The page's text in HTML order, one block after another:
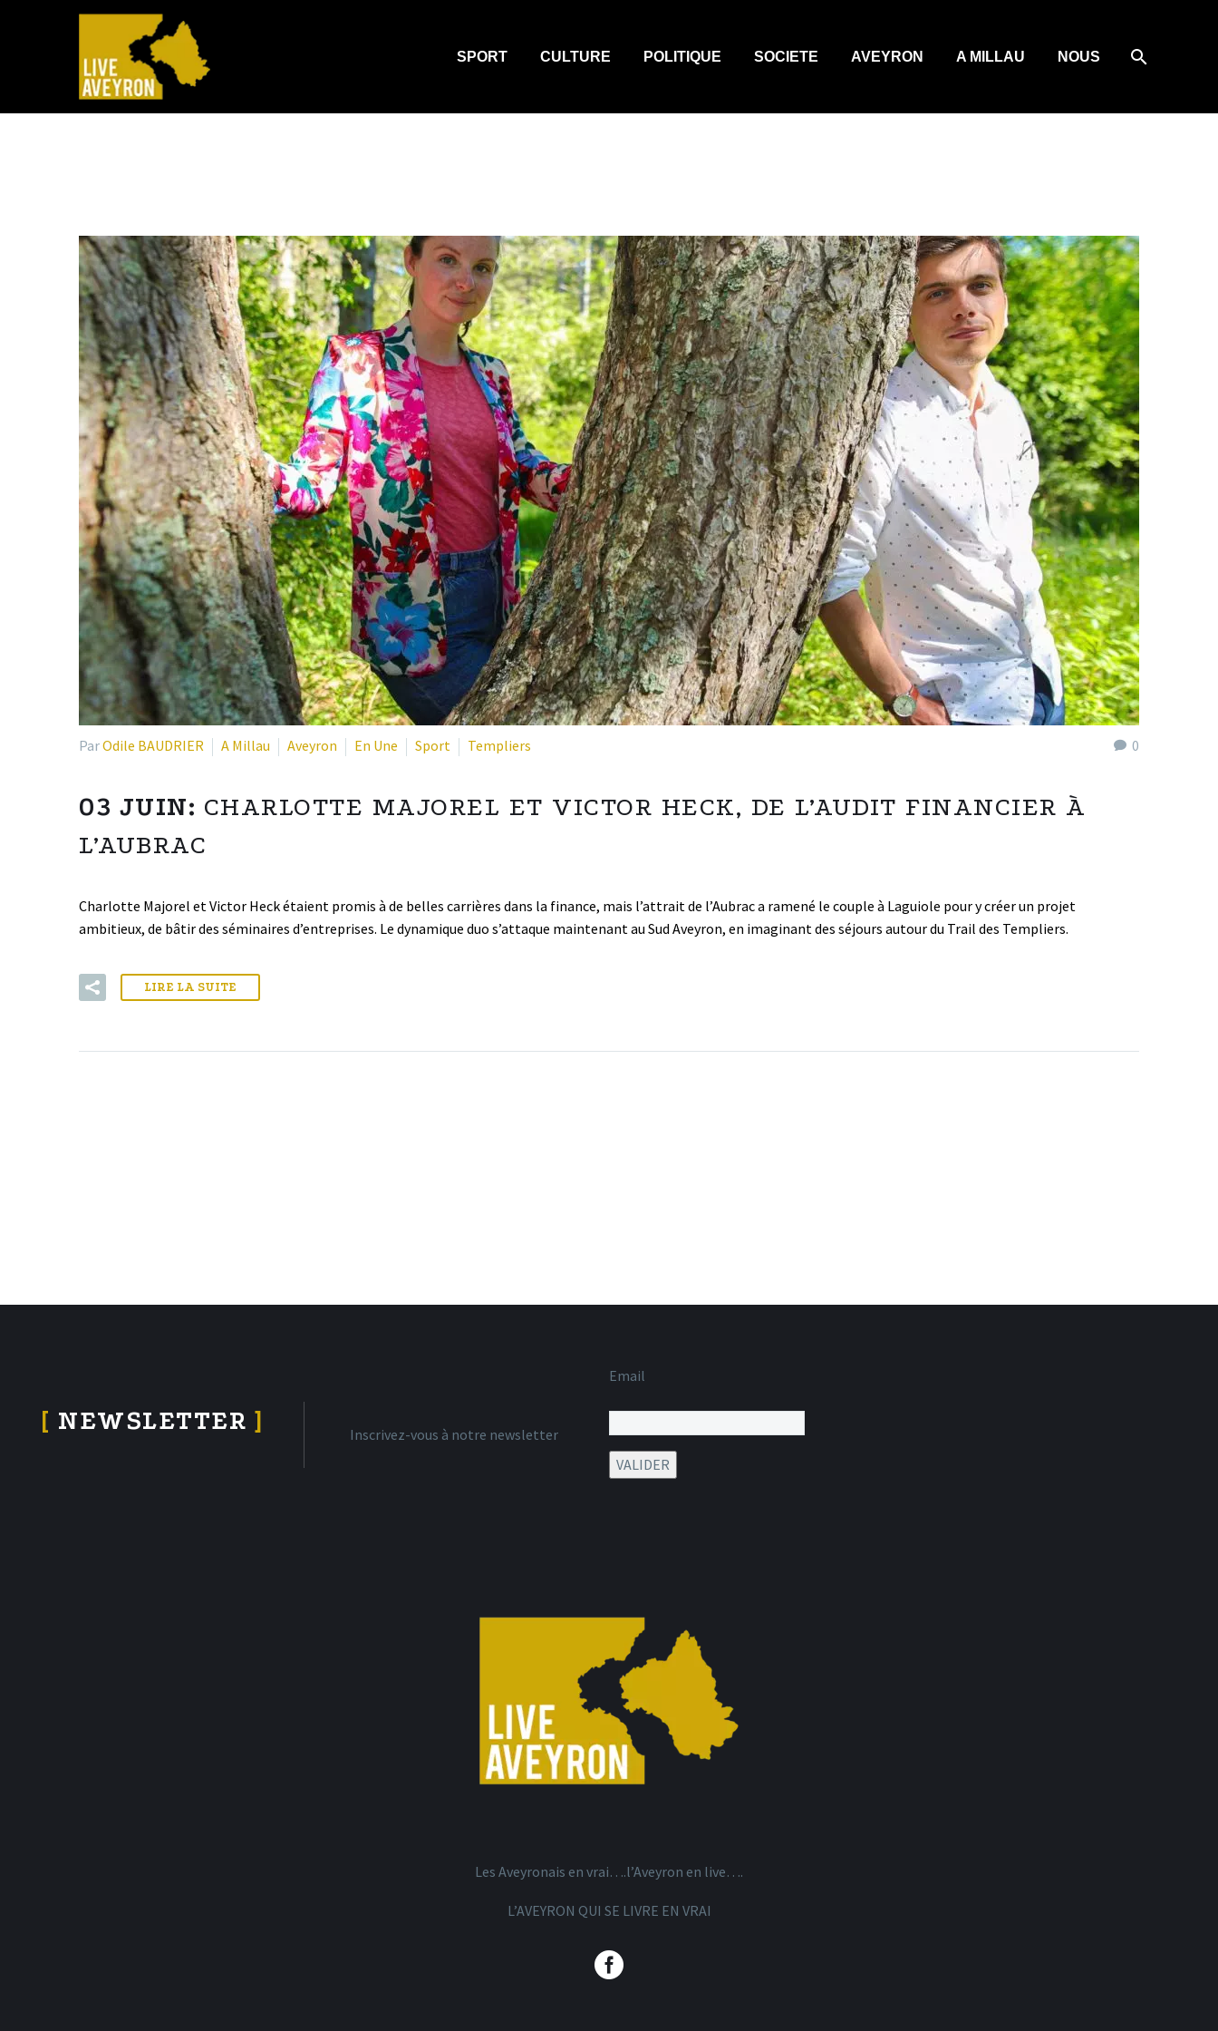
SPORT CULTURE POLITIQUE SOCIETE AVEYRON A MILLAU NOUS
0
ParOdile BAUDRIER A Millau Aveyron En Une Sport Templiers
03 JUIN: CHARLOTTE MAJOREL ET VICTOR HECK, DE L’AUDIT FINANCIER À
L’AUBRAC
Charlotte Majorel et Victor Heck étaient promis à de belles carrières dans la finance, mais l’attrait de l’Aubrac a ramené le couple à Laguiole pour y créer un projet
ambitieux, de bâtir des séminaires d’entreprises. Le dynamique duo s’attaque maintenant au Sud Aveyron, en imaginant des séjours autour du Trail des Templiers.
LIRE LA SUITE
[ NEWSLETTER ] Inscrivez-vous à notre newsletter
Email
VALIDER
Les Aveyronais en vrai….l’Aveyron en live….
L’AVEYRON QUI SE LIVRE EN VRAI